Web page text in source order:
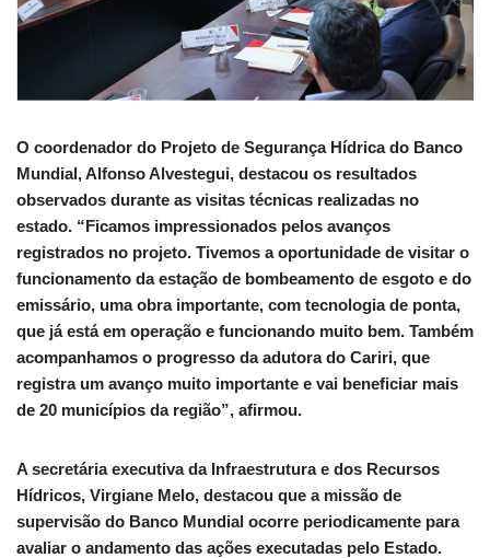
O coordenador do Projeto de Segurança Hídrica do Banco
Mundial, Alfonso Alvestegui, destacou os resultados
observados durante as visitas técnicas realizadas no
estado. “Ficamos impressionados pelos avanços
registrados no projeto. Tivemos a oportunidade de visitar o
funcionamento da estação de bombeamento de esgoto e do
emissário, uma obra importante, com tecnologia de ponta,
que já está em operação e funcionando muito bem. Também
acompanhamos o progresso da adutora do Cariri, que
registra um avanço muito importante e vai beneficiar mais
de 20 municípios da região”, afirmou.
A secretária executiva da Infraestrutura e dos Recursos
Hídricos, Virgiane Melo, destacou que a missão de
supervisão do Banco Mundial ocorre periodicamente para
avaliar o andamento das ações executadas pelo Estado.